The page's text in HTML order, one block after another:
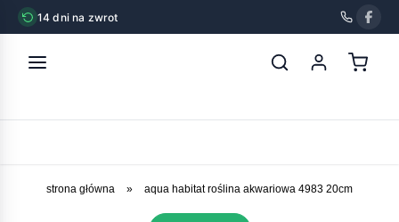
14 dni na zwrot
strona główna » aqua habitat roślina akwariowa 4983 20cm